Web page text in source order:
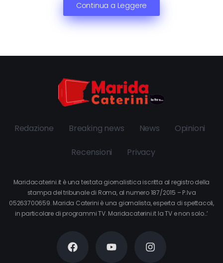
Continua a Leggere
Redazione Breaking news News Opinioni
Recensioni Privacy
Maridacaterini.it è una testata giornalistica iscritta al registro della
stampa del tribunale di Roma, al numero 187/2015 – P.Iva
05263700659. Marida Caterini è una giornalista, esperta di spettacoli,
in particolare di programmi TV. Maridacaterini.it la TV e non solo…’